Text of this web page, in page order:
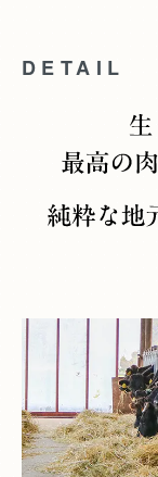
DETAIL